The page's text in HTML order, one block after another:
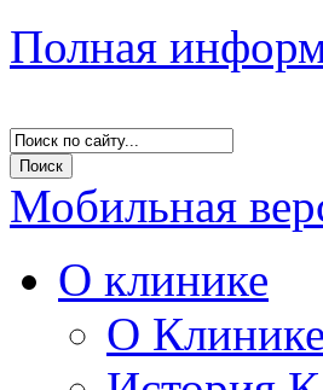
Полная
Мобильная
О клинике
О Клинике